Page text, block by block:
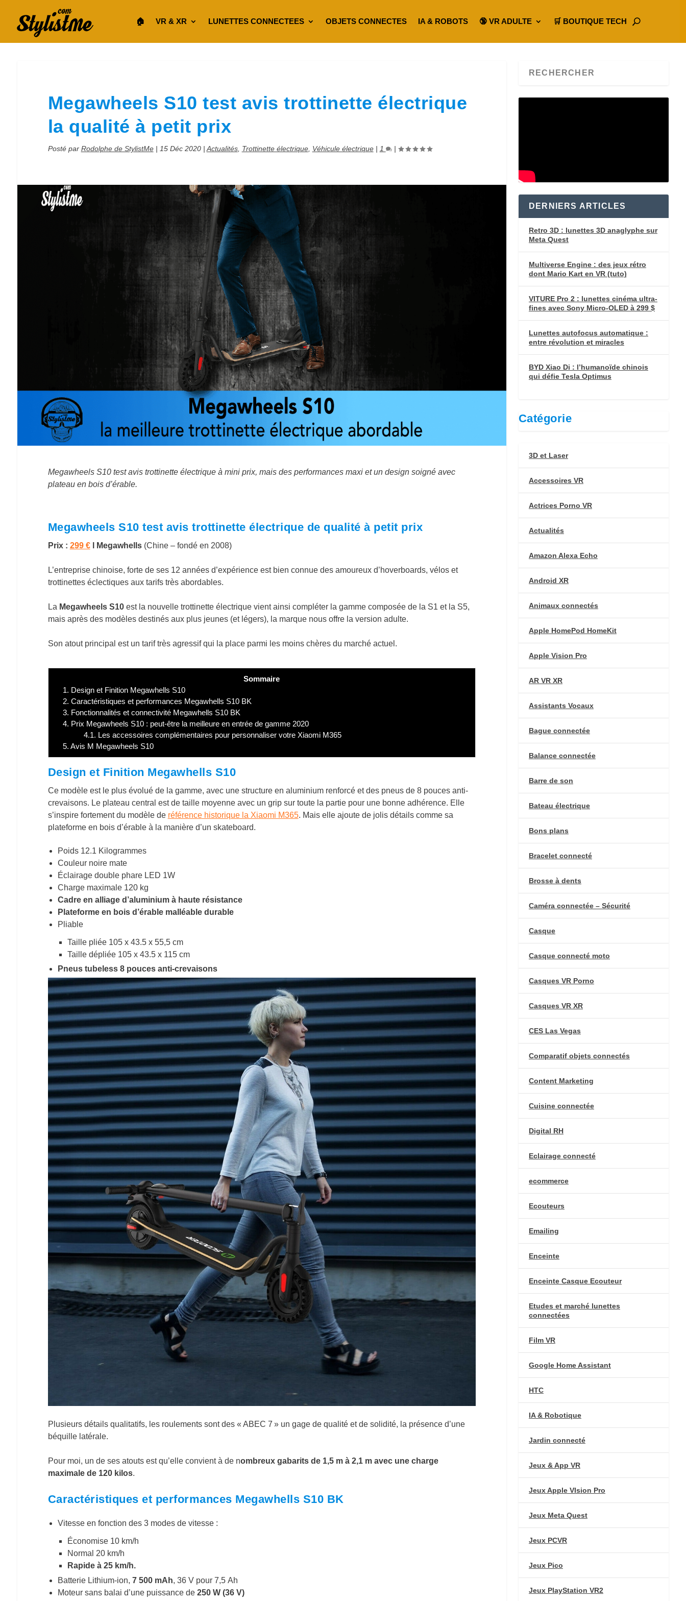
🏠︎ VR & XR LUNETTES CONNECTEES OBJETS CONNECTES IA & ROBOTS 🔞 VR ADULTE 🛒 BOUTIQUE TECH
Megawheels S10 test avis trottinette électrique
la qualité à petit prix
Posté par Rodolphe de StylistMe| 15 Déc 2020| Actualités, Trottinette électrique, Véhicule électrique| 1 |
Megawheels S10 test avis trottinette électrique à mini prix, mais des performances maxi et un design soigné avec
plateau en bois d’érable.
Megawheels S10 test avis trottinette électrique de qualité à petit prix
Prix : 299 €l Megawhells (Chine – fondé en 2008)
L’entreprise chinoise, forte de ses 12 années d’expérience est bien connue des amoureux d’hoverboards, vélos et
trottinettes éclectiques aux tarifs très abordables.
La Megawheels S10est la nouvelle trottinette électrique vient ainsi compléter la gamme composée de la S1 et la S5,
mais après des modèles destinés aux plus jeunes (et légers), la marque nous offre la version adulte.
Son atout principal est un tarif très agressif qui la place parmi les moins chères du marché actuel.
Sommaire
1. Design et Finition Megawhells S10
2. Caractéristiques et performances Megawhells S10 BK
3. Fonctionnalités et connectivité Megawhells S10 BK
4. Prix Megawheels S10 : peut-être la meilleure en entrée de gamme 2020
4.1. Les accessoires complémentaires pour personnaliser votre Xiaomi M365
5. Avis M Megawheels S10
Design et Finition Megawhells S10
Ce modèle est le plus évolué de la gamme, avec une structure en aluminium renforcé et des pneus de 8 pouces anti-
crevaisons. Le plateau central est de taille moyenne avec un grip sur toute la partie pour une bonne adhérence. Elle
s’inspire fortement du modèle de référence historique la Xiaomi M365. Mais elle ajoute de jolis détails comme sa
plateforme en bois d’érable à la manière d’un skateboard.
Poids 12.1 Kilogrammes
Couleur noire mate
Éclairage double phare LED 1W
Charge maximale 120 kg
Cadre en alliage d’aluminium à haute résistance
Plateforme en bois d’érable malléable durable
Pliable
Taille pliée 105 x 43.5 x 55,5 cm
Taille dépliée 105 x 43.5 x 115 cm
Pneus tubeless 8 pouces anti-crevaisons
Plusieurs détails qualitatifs, les roulements sont des « ABEC 7 » un gage de qualité et de solidité, la présence d’une
béquille latérale.
Pour moi, un de ses atouts est qu’elle convient à de nombreux gabarits de 1,5 m à 2,1 m avec une charge
maximale de 120 kilos.
Caractéristiques et performances Megawhells S10 BK
Vitesse en fonction des 3 modes de vitesse :
Économise 10 km/h
Normal 20 km/h
Rapide à 25 km/h.
Batterie Lithium-ion, 7 500 mAh, 36 V pour 7,5 Ah
Moteur sans balai d’une puissance de 250 W (36 V)
DERNIERS ARTICLES
Retro 3D : lunettes 3D anaglyphe sur
Meta Quest
Multiverse Engine : des jeux rétro
dont Mario Kart en VR (tuto)
VITURE Pro 2 : lunettes cinéma ultra-
fines avec Sony Micro-OLED à 299 $
Lunettes autofocus automatique :
entre révolution et miracles
BYD Xiao Di : l’humanoïde chinois
qui défie Tesla Optimus
Catégorie
3D et Laser
Accessoires VR
Actrices Porno VR
Actualités
Amazon Alexa Echo
Android XR
Animaux connectés
Apple HomePod HomeKit
Apple Vision Pro
AR VR XR
Assistants Vocaux
Bague connectée
Balance connectée
Barre de son
Bateau électrique
Bons plans
Bracelet connecté
Brosse à dents
Caméra connectée – Sécurité
Casque
Casque connecté moto
Casques VR Porno
Casques VR XR
CES Las Vegas
Comparatif objets connectés
Content Marketing
Cuisine connectée
Digital RH
Eclairage connecté
ecommerce
Ecouteurs
Emailing
Enceinte
Enceinte Casque Ecouteur
Etudes et marché lunettes
connectées
Film VR
Google Home Assistant
HTC
IA & Robotique
Jardin connecté
Jeux & App VR
Jeux Apple VIsion Pro
Jeux Meta Quest
Jeux PCVR
Jeux Pico
Jeux PlayStation VR2